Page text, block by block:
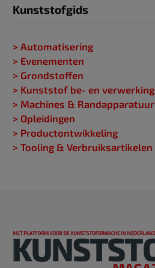
Kunststofgids
> Automatisering
> Evenementen
> Grondstoffen
> Kunststof be- en verwerking
> Machines & Randapparatuur
> Opleidingen
> Productontwikkeling
> Tooling & Verbruiksartikelen